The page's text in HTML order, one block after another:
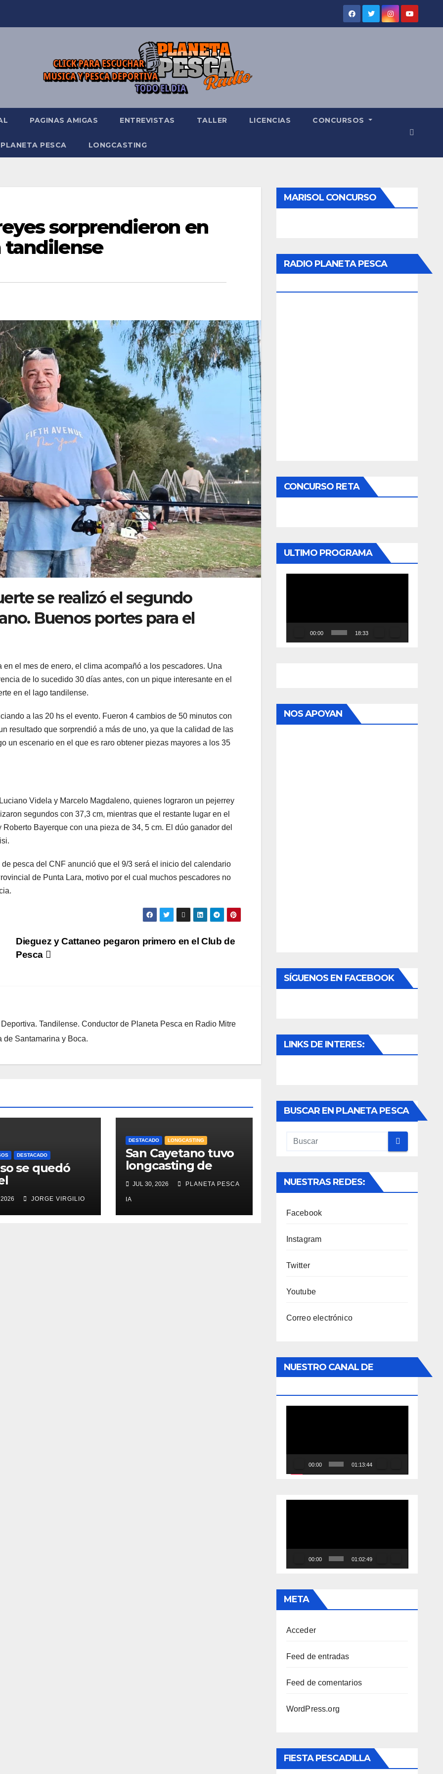
PAGINAS AMIGAS ENTREVISTAS TALLER LICENCIAS CONCURSOS
PESCA LONGCASTING
sorprendieron en
tandilense
se realizó el segundo
Buenos portes para el
el mes de enero, el clima acompañó a los pescadores. Una
de lo sucedido 30 días antes, con un pique interesante en el
en el lago tandilense.
a las 20 hs el evento. Fueron 4 cambios de 50 minutos con
resultado que sorprendió a más de uno, ya que la calidad de las
un escenario en el que es raro obtener piezas mayores a los 35
Videla y Marcelo Magdaleno, quienes lograron un pejerrey
segundos con 37,3 cm, mientras que el restante lugar en el
Bayerque con una pieza de 34, 5 cm. El dúo ganador del
pesca del CNF anunció que el 9/3 será el inicio del calendario
de Punta Lara, motivo por el cual muchos pescadores no
Dieguez y Cattaneo pegaron primero en el Club de
Pesca
Tandilense. Conductor de Planeta Pesca en Radio Mitre
de Santamarina y Boca.
DESTACADO
se quedó
del
Pesca
JORGE VIRGILIO
DESTACADO LONGCASTING
San Cayetano tuvo
longcasting de
Zona Centro
JUL 30, 2026 PLANETA PESCA
IA
MARISOL CONCURSO
RADIO PLANETA PESCA
CONCURSO RETA
ULTIMO PROGRAMA
00:00 18:33
NOS APOYAN
SÍGUENOS EN FACEBOOK
LINKS DE INTERES:
BUSCAR EN PLANETA PESCA
NUESTRAS REDES:
Facebook
Instagram
Twitter
Youtube
Correo electrónico
NUESTRO CANAL DE
00:00 01:13:44
00:00 01:02:49
META
Acceder
Feed de entradas
Feed de comentarios
WordPress.org
FIESTA PESCADILLA